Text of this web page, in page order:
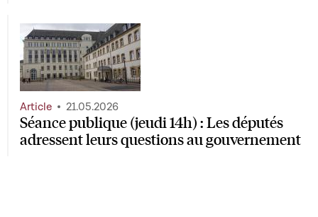
Séance publique (jeudi 14h) : Les députés
adressent leurs questions au gouvernement
Article 21.05.2026